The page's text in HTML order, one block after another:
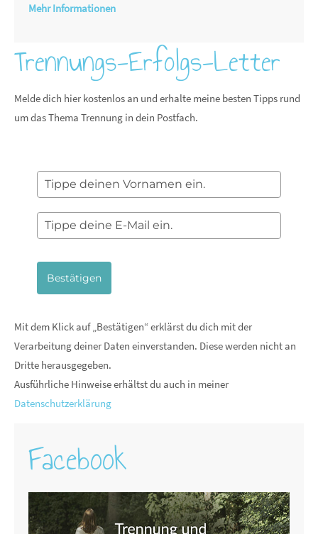
Mehr Informationen
Trennungs-Erfolgs-Letter
Melde dich hier kostenlos an und erhalte meine besten Tipps rund
um das Thema Trennung in dein Postfach.
Bestätigen
Mit dem Klick auf „Bestätigen“ erklärst du dich mit der
Verarbeitung deiner Daten einverstanden. Diese werden nicht an
Dritte herausgegeben.
Ausführliche Hinweise erhältst du auch in meiner
Datenschutzerklärung
Facebook